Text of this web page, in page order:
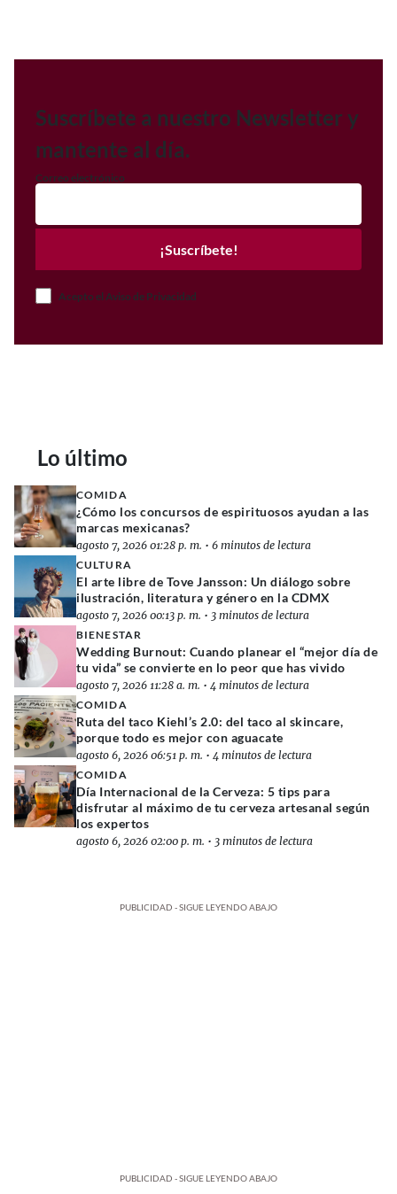
Suscríbete a nuestro Newsletter y
mantente al día.
Correo electrónico
¡Suscríbete!
Acepto el Aviso de Privacidad
Lo último
COMIDA
¿Cómo los concursos de espirituosos ayudan a las
marcas mexicanas?
agosto 7, 2026 01:28 p. m. • 6 minutos de lectura
CULTURA
El arte libre de Tove Jansson: Un diálogo sobre
ilustración, literatura y género en la CDMX
agosto 7, 2026 00:13 p. m. • 3 minutos de lectura
BIENESTAR
Wedding Burnout: Cuando planear el “mejor día de
tu vida” se convierte en lo peor que has vivido
agosto 7, 2026 11:28 a. m. • 4 minutos de lectura
COMIDA
Ruta del taco Kiehl’s 2.0: del taco al skincare,
porque todo es mejor con aguacate
agosto 6, 2026 06:51 p. m. • 4 minutos de lectura
COMIDA
Día Internacional de la Cerveza: 5 tips para
disfrutar al máximo de tu cerveza artesanal según
los expertos
agosto 6, 2026 02:00 p. m. • 3 minutos de lectura
PUBLICIDAD - SIGUE LEYENDO ABAJO
PUBLICIDAD - SIGUE LEYENDO ABAJO